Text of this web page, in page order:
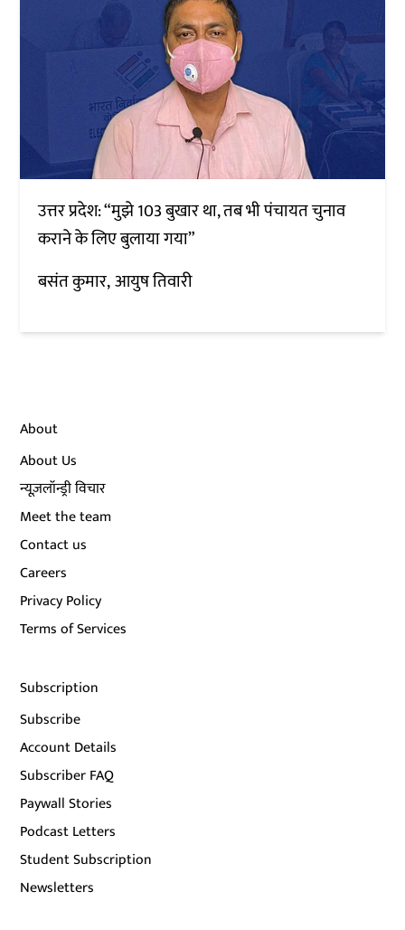
उत्तर प्रदेश: “मुझे 103 बुखार था, तब भी पंचायत चुनाव
कराने के लिए बुलाया गया”
बसंत कुमार आयुष तिवारी
About
About Us
न्यूज़लॉन्ड्री विचार
Meet the team
Contact us
Careers
Privacy Policy
Terms of Services
Subscription
Subscribe
Account Details
Subscriber FAQ
Paywall Stories
Podcast Letters
Student Subscription
Newsletters